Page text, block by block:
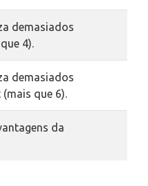
demasiados
4).
demasiados
que 6).
da